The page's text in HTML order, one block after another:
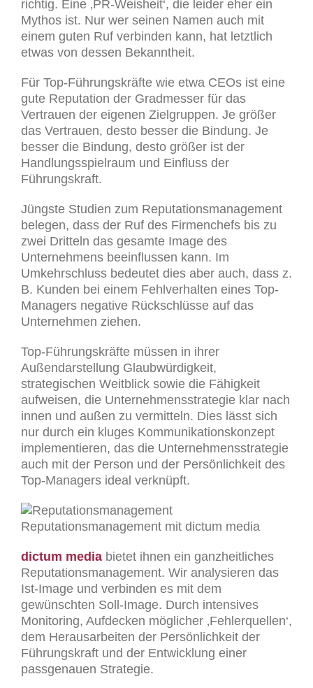
richtig. Eine ‚PR-Weisheit‘, die leider eher ein
Mythos ist. Nur wer seinen Namen auch mit
einem guten Ruf verbinden kann, hat letztlich
etwas von dessen Bekanntheit.
Für Top-Führungskräfte wie etwa CEOs ist eine
gute Reputation der Gradmesser für das
Vertrauen der eigenen Zielgruppen. Je größer
das Vertrauen, desto besser die Bindung. Je
besser die Bindung, desto größer ist der
Handlungsspielraum und Einfluss der
Führungskraft.
Jüngste Studien zum Reputationsmanagement
belegen, dass der Ruf des Firmenchefs bis zu
zwei Dritteln das gesamte Image des
Unternehmens beeinflussen kann. Im
Umkehrschluss bedeutet dies aber auch, dass z.
B. Kunden bei einem Fehlverhalten eines Top-
Managers negative Rückschlüsse auf das
Unternehmen ziehen.
Top-Führungskräfte müssen in ihrer
Außendarstellung Glaubwürdigkeit,
strategischen Weitblick sowie die Fähigkeit
aufweisen, die Unternehmensstrategie klar nach
innen und außen zu vermitteln. Dies lässt sich
nur durch ein kluges Kommunikationskonzept
implementieren, das die Unternehmensstrategie
auch mit der Person und der Persönlichkeit des
Top-Managers ideal verknüpft.
Reputationsmanagement mit dictum media
d ictum media bietet ihnen ein ganzheitliches
Reputationsmanagement. Wir analysieren das
Ist-Image und verbinden es mit dem
gewünschten Soll-Image. Durch intensives
Monitoring, Aufdecken möglicher ‚Fehlerquellen‘,
dem Herausarbeiten der Persönlichkeit der
Führungskraft und der Entwicklung einer
passgenauen Strategie.